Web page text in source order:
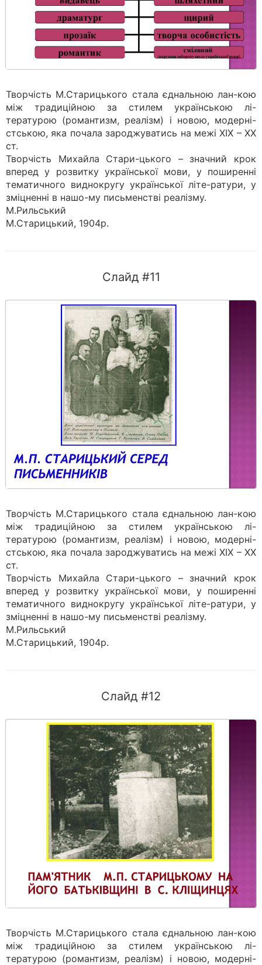
Творчість М.Старицького стала єднальною лан-кою
між традиційною за стилем українською лі-
тературою (романтизм, реалізм) і новою, модерні-
стською, яка почала зароджуватись на межі XIX – XX
ст.
Творчість Михайла Стари-цького – значний крок
вперед у розвитку української мови, у поширенні
тематичного виднокругу української літе-ратури, у
зміцненні в нашо-му письменстві реалізму.
М.Рильський
М.Старицький, 1904р.
Слайд #11
Творчість М.Старицького стала єднальною лан-кою
між традиційною за стилем українською лі-
тературою (романтизм, реалізм) і новою, модерні-
стською, яка почала зароджуватись на межі XIX – XX
ст.
Творчість Михайла Стари-цького – значний крок
вперед у розвитку української мови, у поширенні
тематичного виднокругу української літе-ратури, у
зміцненні в нашо-му письменстві реалізму.
М.Рильський
М.Старицький, 1904р.
Слайд #12
Творчість М.Старицького стала єднальною лан-кою
між традиційною за стилем українською лі-
тературою (романтизм, реалізм) і новою, модерні-